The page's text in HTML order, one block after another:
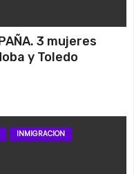
3 mujeres
y Toledo
INMIGRACION